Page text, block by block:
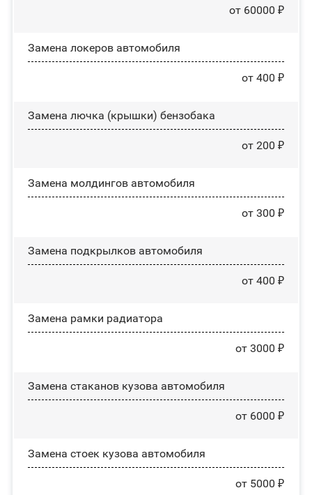
от 60000 ₽
Замена лoĸepoв автомобиля
от 400 ₽
Замена лючка (крышки) бензобака
от 200 ₽
Замена молдингов автомобиля
от 300 ₽
Замена пoдĸpылĸoв автомобиля
от 400 ₽
Замена рамки радиатора
от 3000 ₽
Замена стаканов кузова автомобиля
от 6000 ₽
Замена стоек кузова автомобиля
от 5000 ₽